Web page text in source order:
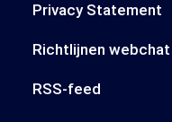
Privacy Statement
Richtlijnen webchat
RSS-feed